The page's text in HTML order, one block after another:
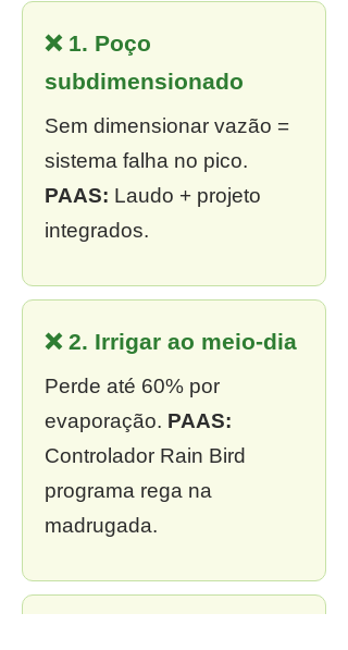
❌ 1. Poço
subdimensionado
Sem dimensionar vazão =
sistema falha no pico.
PAAS: Laudo + projeto
integrados.
❌ 2. Irrigar ao meio-dia
Perde até 60% por
evaporação. PAAS:
Controlador Rain Bird
programa rega na
madrugada.